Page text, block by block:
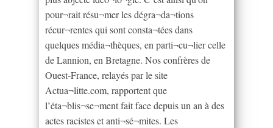
pour¬rait résu¬mer les dégra¬da¬tions
récur¬rentes qui sont consta¬tées dans
quelques média¬thèques, en parti¬cu¬lier celle
de Lannion, en Bretagne. Nos confrères de
Ouest-France, relayés par le site
Actua¬litte.com, rapportent que
l’éta¬blis¬se¬ment fait face depuis un an à des
actes racistes et anti¬sé¬mites. Les